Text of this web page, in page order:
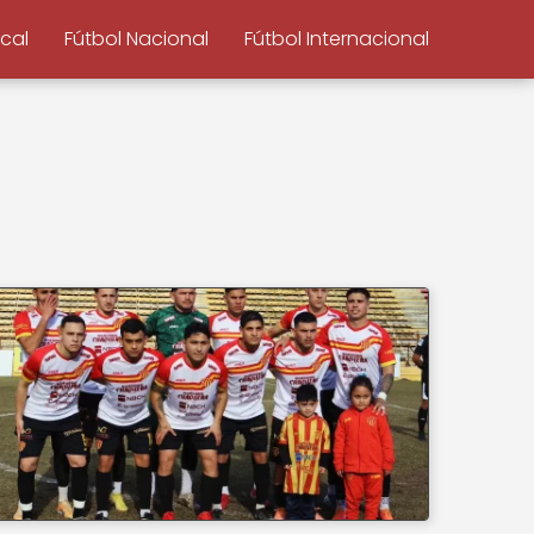
Fútbol Nacional Fútbol Internacional